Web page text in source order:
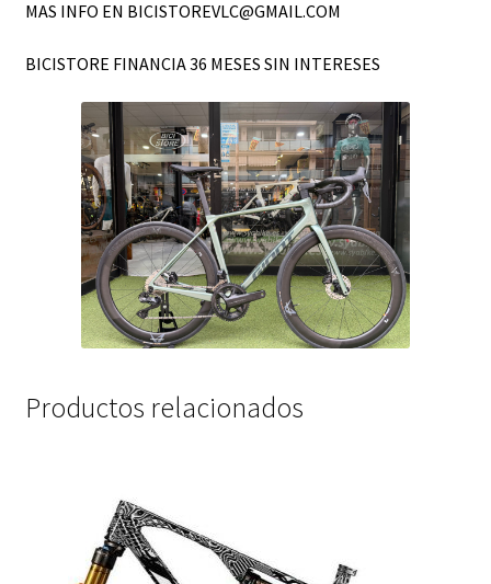
MAS INFO EN BICISTOREVLC@GMAIL.COM
BICISTORE FINANCIA 36 MESES SIN INTERESES
Productos relacionados